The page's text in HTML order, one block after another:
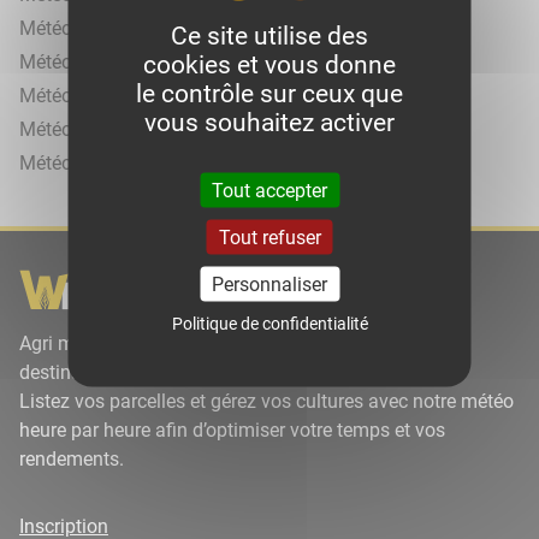
Météo agricole à Lindry
Météo agricole à Migennes
Météo agricole à Perceneige
Météo agricole à Saint-Cyr-les-Colons
Météo agricole à Villeneuve-sur-Yonne
Agri météo par Wikiagri est un site météorologique à
destination des agriculteurs.
Listez vos parcelles et gérez vos cultures avec notre météo
heure par heure afin d’optimiser votre temps et vos
rendements.
Inscription
Ce site utilise des
cookies et vous donne
le contrôle sur ceux que
vous souhaitez activer
Tout accepter
Tout refuser
Personnaliser
Politique de confidentialité